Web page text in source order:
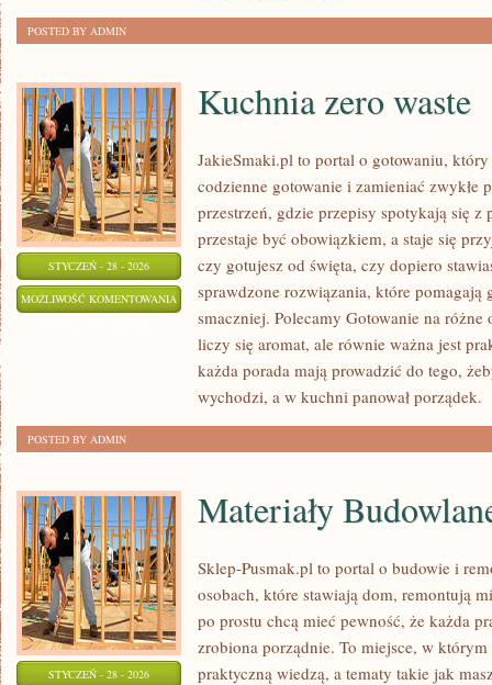
POSTED BY ADMIN
STYCZEŃ - 28 - 2026
MOŻLIWOŚĆ KOMENTOWANIA KUCHNIA
ZERO
WASTE
Kuchnia zero waste
JakieSmaki.pl to portal o gotowaniu, który
codzienne gotowanie i zamieniać zwykłe
przestrzeń, gdzie przepisy spotykają się
przestaje być obowiązkiem, a staje się
czy gotujesz od święta, czy dopiero
sprawdzone rozwiązania, które pomagają
smaczniej. Polecamy Gotowanie na
liczy się aromat, ale równie ważna jest
każda porada mają prowadzić do tego,
wychodzi, a w kuchni panował porządek.
POSTED BY ADMIN
STYCZEŃ - 28 - 2026
Materiały
Sklep-Pusmak.pl to portal o budowie i
osobach, które stawiają dom, remontują
po prostu chcą mieć pewność, że każda
zrobiona porządnie. To miejsce, w
praktyczną wiedzą, a tematy takie jak